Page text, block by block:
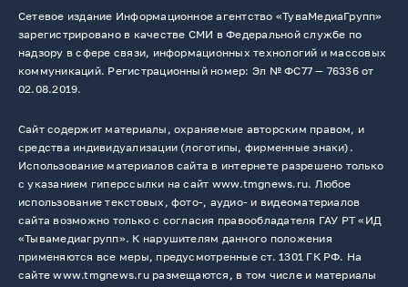
Сетевое издание Информационное агентство «ТуваМедиаГрупп»
зарегистрировано в качестве СМИ в Федеральной службе по
надзору в сфере связи, информационных технологий и массовых
коммуникаций. Регистрационный номер: Эл № ФС77 — 76336 от
02.08.2019.
Сайт содержит материалы, охраняемые авторским правом, и
средства индивидуализации (логотипы, фирменные знаки).
Использование материалов сайта в интернете разрешено только
с указанием гиперссылки на сайт www.tmgnews.ru. Любое
использование текстовых, фото-, аудио- и видеоматериалов
сайта возможно только с согласия правообладателя ГАУ РТ «ИД
«Тывамедиагрупп». К нарушителям данного положения
применяются все меры, предусмотренные ст. 1301 ГК РФ. На
сайте www.tmgnews.ru размещаются, в том числе и материалы